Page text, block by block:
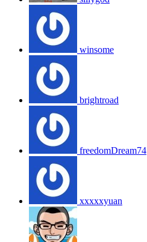
winsome
brightroad
freedomDream74
xxxxxyuan